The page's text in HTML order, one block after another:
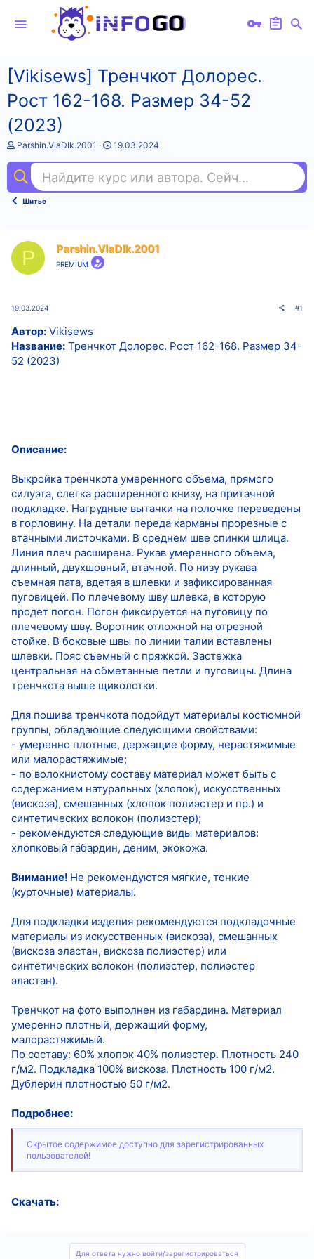
[Vikisews] Тренчкот Долорес.
Рост 162-168. Размер 34-52
(2023)
А
т
о
т
Parshin.VlaDIk.2001
Д
а
н
а
19.03.2024
Найдите курс или автора. Сейчас ищут
Шитье
P Parshin.VlaDIk.2001
PREMIUM
19.03.2024 #1
Автор: Vikisews
Название: Тренчкот Долорес. Рост 162-168. Размер 34-
52 (2023)
Описание:
Выкройка тренчкота умеренного объема, прямого
силуэта, слегка расширенного книзу, на притачной
подкладке. Нагрудные вытачки на полочке переведены
в горловину. На детали переда карманы прорезные с
втачными листочками. В среднем шве спинки шлица.
Линия плеч расширена. Рукав умеренного объема,
длинный, двухшовный, втачной. По низу рукава
съемная пата, вдетая в шлевки и зафиксированная
пуговицей. По плечевому шву шлевка, в которую
продет погон. Погон фиксируется на пуговицу по
плечевому шву. Воротник отложной на отрезной
стойке. В боковые швы по линии талии вставлены
шлевки. Пояс съемный с пряжкой. Застежка
центральная на обметанные петли и пуговицы. Длина
тренчкота выше щиколотки.
Для пошива тренчкота подойдут материалы костюмной
группы, обладающие следующими свойствами:
- умеренно плотные, держащие форму, нерастяжимые
или малорастяжимые;
- по волокнистому составу материал может быть с
содержанием натуральных (хлопок), искусственных
(вискоза), смешанных (хлопок полиэстер и пр.) и
синтетических волокон (полиэстер);
- рекомендуются следующие виды материалов:
хлопковый габардин, деним, экокожа.
Внимание! Не рекомендуются мягкие, тонкие
(курточные) материалы.
Для подкладки изделия рекомендуются подкладочные
материалы из искусственных (вискоза), смешанных
(вискоза эластан, вискоза полиэстер) или
синтетических волокон (полиэстер, полиэстер
эластан).
Тренчкот на фото выполнен из габардина. Материал
умеренно плотный, держащий форму,
малорастяжимый.
По составу: 60% хлопок 40% полиэстер. Плотность 240
г/м2. Подкладка 100% вискоза. Плотность 100 г/м2.
Дублерин плотностью 50 г/м2.
Подробнее:
Скрытое содержимое доступно для зарегистрированных
пользователей!
Скачать:
Для ответа нужно войти/зарегистрироваться